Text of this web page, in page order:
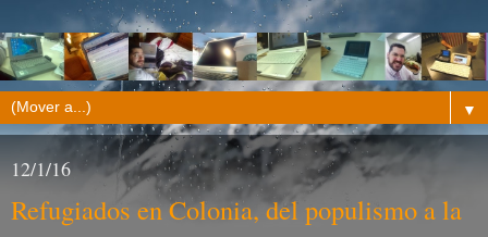
▼
12/1/16
Refugiados en Colonia, del populismo a la